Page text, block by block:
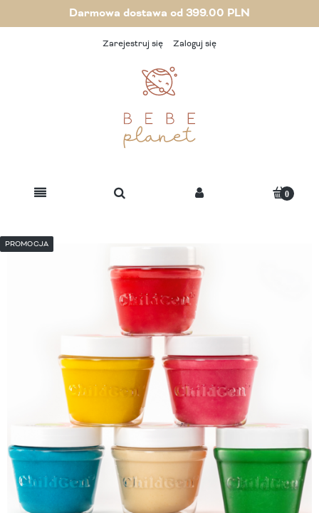
Darmowa dostawa od 399.00 PLN
Zarejestruj się Zaloguj się
PROMOCJA